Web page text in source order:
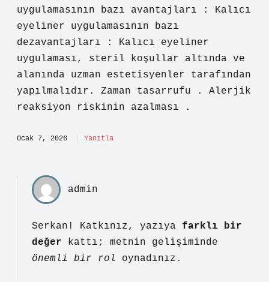
uygulamasının bazı avantajları : Kalıcı
eyeliner uygulamasının bazı
dezavantajları : Kalıcı eyeliner
uygulaması, steril koşullar altında ve
alanında uzman estetisyenler tarafından
yapılmalıdır. Zaman tasarrufu . Alerjik
reaksiyon riskinin azalması .
Ocak 7, 2026 Yanıtla
admin
Serkan! Katkınız, yazıya farklı bir
değer kattı; metnin gelişiminde
önemli bir rol
oynadınız.